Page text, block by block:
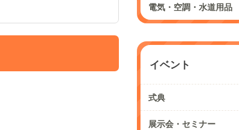
電気・空調・水道用品
イベント
式典
展示会・セミナー